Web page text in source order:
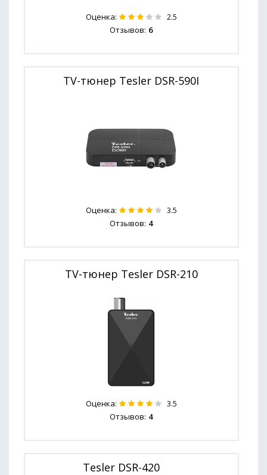
Оценка: 2.5
Отзывов: 6
TV-тюнер Tesler DSR-590I
Оценка: 3.5
Отзывов: 4
TV-тюнер Tesler DSR-210
Оценка: 3.5
Отзывов: 4
Tesler DSR-420